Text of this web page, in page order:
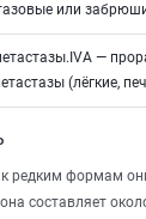
или
—
(лёгкие,
редким формам
составляет